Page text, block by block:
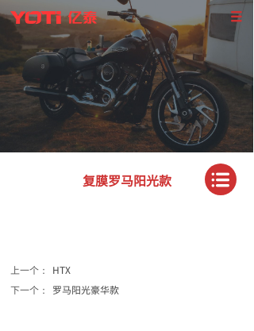
复膜罗马阳光款
上一个：
HTX
下一个：
罗马阳光豪华款